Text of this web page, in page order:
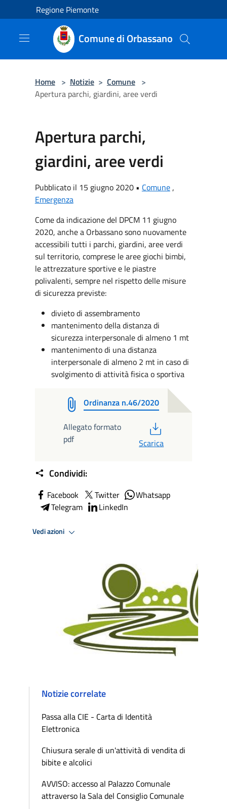
Salta al contenuto principale
Regione Piemonte
Comune di Orbassano
Home > Notizie > Comune >
Apertura parchi, giardini, aree verdi
Apertura parchi,
giardini, aree verdi
Pubblicato il 15 giugno 2020 • Comune,
Emergenza
Come da indicazione del DPCM 11 giugno
2020, anche a Orbassano sono nuovamente
accessibili tutti i parchi, giardini, aree verdi
sul territorio, comprese le aree giochi bimbi,
le attrezzature sportive e le piastre
polivalenti, sempre nel rispetto delle misure
di sicurezza previste:
divieto di assembramento
mantenimento della distanza di
sicurezza interpersonale di almeno 1 mt
mantenimento di una distanza
interpersonale di almeno 2 mt in caso di
svolgimento di attività fisica o sportiva
Ordinanza n.46/2020
Allegato formato
pdf
Scarica
Condividi:
Facebook Twitter
Whatsapp
Telegram
LinkedIn
Vedi azioni
Notizie correlate
Passa alla CIE - Carta di Identità
Elettronica
Chiusura serale di un'attività di vendita di
bibite e alcolici
AVVISO: accesso al Palazzo Comunale
attraverso la Sala del Consiglio Comunale